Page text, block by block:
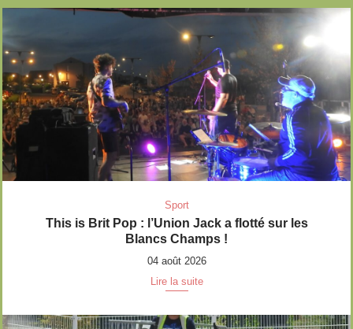
Sport
This is Brit Pop : l’Union Jack a flotté sur les
Blancs Champs !
04 août 2026
Lire la suite